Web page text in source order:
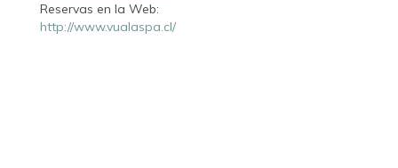
Reservas en la Web:
http://www.vualaspa.cl/